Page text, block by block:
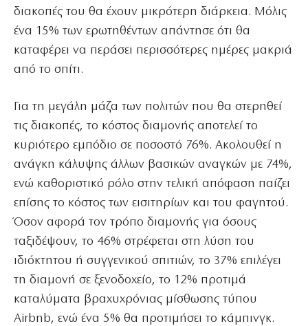
διακοπές του θα έχουν μικρότερη διάρκεια. Μόλις
ένα 15% των ερωτηθέντων απάντησε ότι θα
καταφέρει να περάσει περισσότερες ημέρες μακριά
από το σπίτι.
Για τη μεγάλη μάζα των πολιτών που θα στερηθεί
τις διακοπές, το κόστος διαμονής αποτελεί το
κυριότερο εμπόδιο σε ποσοστό 76%. Ακολουθεί η
ανάγκη κάλυψης άλλων βασικών αναγκών με 74%,
ενώ καθοριστικό ρόλο στην τελική απόφαση παίζει
επίσης το κόστος των εισιτηρίων και του φαγητού.
Όσον αφορά τον τρόπο διαμονής για όσους
ταξιδέψουν, το 46% στρέφεται στη λύση του
ιδιόκτητου ή συγγενικού σπιτιών, το 37% επιλέγει
τη διαμονή σε ξενοδοχείο, το 12% προτιμά
καταλύματα βραχυχρόνιας μίσθωσης τύπου
Airbnb, ενώ ένα 5% θα προτιμήσει το κάμπινγκ.